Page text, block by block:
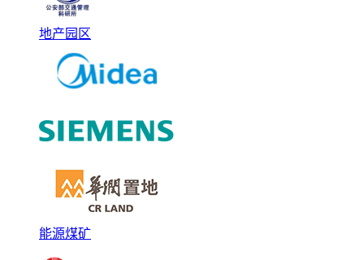
地产园区
能源煤矿